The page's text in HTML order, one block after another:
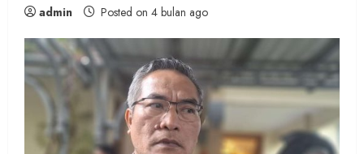
admin Posted on 4 bulan ago